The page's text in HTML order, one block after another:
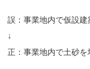
誤：事業地内で仮設
↓
正：事業地内で土砂